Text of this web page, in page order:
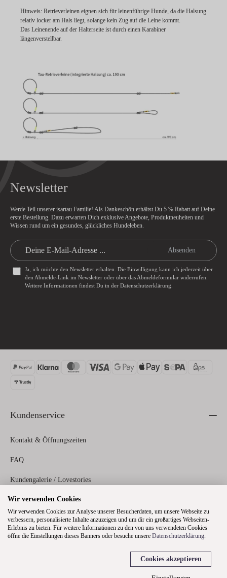
Hinweis: Retrieverleinen eignen sich für leinenführige Hunde, da die Halsung
relativ locker am Hals liegt, solange kein Zug auf die Leine kommt.
Das Leinenende auf der Halterseite ist durch einen Karabiner
längenverstellbar.
Newsletter
Werde Teil unserer isartau Familie! Als Dankeschön erhältst Du 5 % Rabatt auf Deine
erste Bestellung. Dazu erwarten Dich exklusive Angebote, Produktneuheiten und
Wissen rund um ein gesundes, glückliches Hundeleben.
Absenden
Ja, ich möchte den Newsletter erhalten. Die Einwilligung kann ich jederzeit über
den Abmelde-Link im Newsletter oder über das Abmeldeformularwiderrufen.
Weitere Informationen findest Du in der Datenschutzerklärung
Kundenservice
Kontakt & Öffnungszeiten
FAQ
Kundengalerie / Lovestories
Zahlungs- und Versandinformationen
Rechtliches
Wir verwenden Cookies
Wir verwenden Cookies zur Analyse unserer Besucherdaten, um unsere Webseite zu
verbessern, personalisierte Inhalte anzuzeigen und um dir ein großartiges Webseiten-
Erlebnis zu bieten. Für weitere Informationen zu den von uns verwendeten Cookies
öffne die Einstellungen dieses Banners oder besuche unsere Datenschutzerklärung.
Cookies akzeptieren